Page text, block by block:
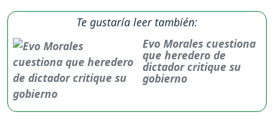
Te gustaría leer también:
Evo Morales cuestiona
que heredero de
dictador critique su
gobierno